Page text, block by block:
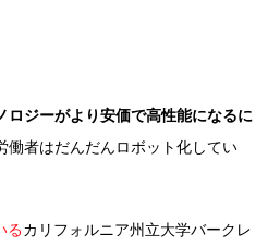
ロジーがより安価で高性能になるに
働者はだんだんロボット化してい
るカリフォルニア州立大学バークレ